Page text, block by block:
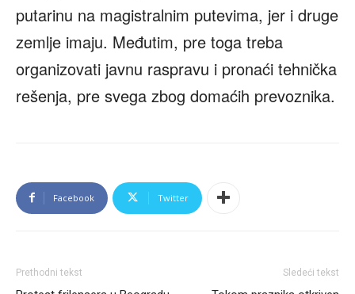
putarinu na magistralnim putevima, jer i druge
zemlje imaju. Međutim, pre toga treba
organizovati javnu raspravu i pronaći tehnička
rešenja, pre svega zbog domaćih prevoznika.
Facebook Twitter
Prethodni tekst Sledeći tekst